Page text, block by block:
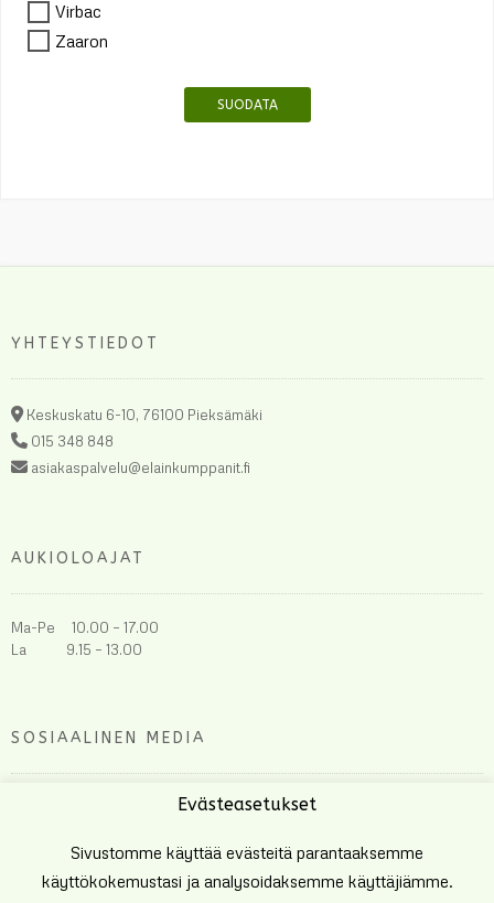
Virbac
Zaaron
SUODATA
YHTEYSTIEDOT
Keskuskatu 6-10, 76100 Pieksämäki
015 348 848
asiakaspalvelu@elainkumppanit.fi
AUKIOLOAJAT
Ma-Pe 10.00 – 17.00
La 9.15 – 13.00
SOSIAALINEN MEDIA
Evästeasetukset
Sivustomme käyttää evästeitä parantaaksemme
käyttökokemustasi ja analysoidaksemme käyttäjiämme.